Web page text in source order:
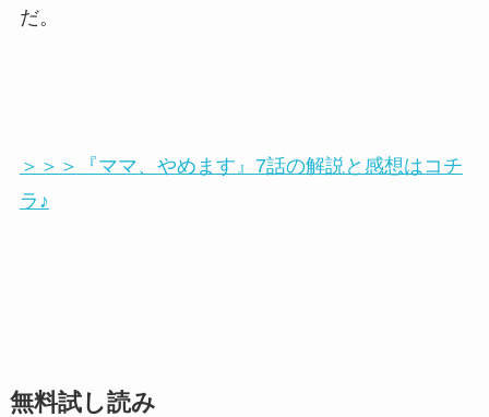
だ。
＞＞＞『ママ、やめます』7話の解説と感想はコチ
ラ♪
無料試し読み